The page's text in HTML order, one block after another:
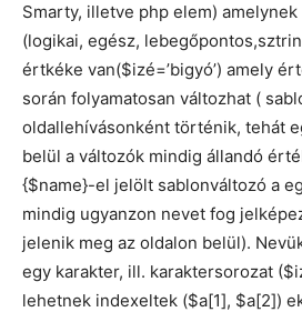
Smarty, illetve php elem)
(logikai, egész,
értkéke van($izé=’bigyó’) amely
során folyamatosan változhat (
oldallehívásonként történik, tehát
belül a változók mindig állandó
{$name}-el jelölt sablonváltozó a
mindig ugyanzon nevet fog
jelenik meg az oldalon belül).
egy karakter, ill. karaktersorozat
lehetnek indexeltek ($a[1], $a[2])